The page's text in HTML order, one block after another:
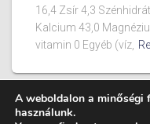
16,4 Zsír 4,3
Kalcium 43,0
vitamin 0 Egyéb (víz,
A weboldalon a minőségi
használunk.